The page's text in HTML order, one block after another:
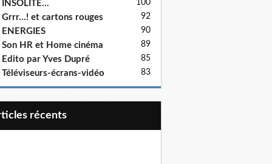
100
et cartons rouges 92
90
HR et Home cinéma 89
par Yves Dupré 85
écrans-vidéo 83
récents